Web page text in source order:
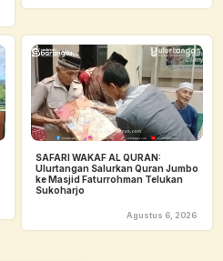
SAFARI WAKAF AL QURAN:
Ulurtangan Salurkan Quran Jumbo
ke Masjid Faturrohman Telukan
Sukoharjo
Agustus 6, 2026